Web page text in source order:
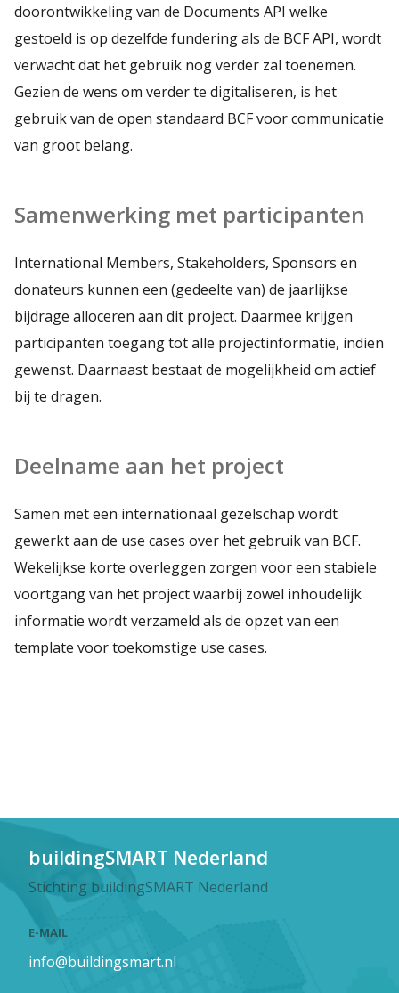
doorontwikkeling van de Documents API welke
gestoeld is op dezelfde fundering als de BCF API, wordt
verwacht dat het gebruik nog verder zal toenemen.
Gezien de wens om verder te digitaliseren, is het
gebruik van de open standaard BCF voor communicatie
van groot belang.
Samenwerking met participanten
International Members, Stakeholders, Sponsors en
donateurs kunnen een (gedeelte van) de jaarlijkse
bijdrage alloceren aan dit project. Daarmee krijgen
participanten toegang tot alle projectinformatie, indien
gewenst. Daarnaast bestaat de mogelijkheid om actief
bij te dragen.
Deelname aan het project
Samen met een internationaal gezelschap wordt
gewerkt aan de use cases over het gebruik van BCF.
Wekelijkse korte overleggen zorgen voor een stabiele
voortgang van het project waarbij zowel inhoudelijk
informatie wordt verzameld als de opzet van een
template voor toekomstige use cases.
buildingSMART Nederland
Stichting buildingSMART Nederland
E-MAIL
info@buildingsmart.nl